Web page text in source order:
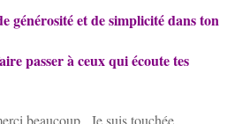
générosité et de simplicité dans ton
passer à ceux qui écoute tes
beaucoup.. Je suis touchée....